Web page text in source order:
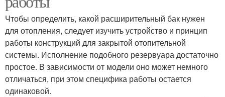
Чтобы определить, какой расширительный бак нужен
для отопления, следует изучить устройство и принцип
работы конструкций для закрытой отопительной
системы. Исполнение подобного резервуара достаточно
простое. В зависимости от модели оно может немного
отличаться, при этом специфика работы остается
одинаковой.